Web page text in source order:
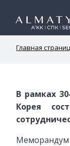
Главная
В рамках
Корея
Меморандум